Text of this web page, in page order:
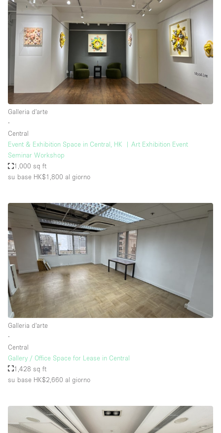
Galleria d'arte
∙
Central
Event & Exhibition Space in Central, HK ︳Art Exhibition Event
Seminar Workshop
1,000 sq ft
su base HK$1,800 al giorno
Galleria d'arte
∙
Central
Gallery / Office Space for Lease in Central
1,428 sq ft
su base HK$2,660 al giorno